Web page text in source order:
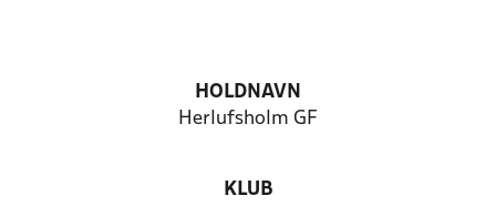
HOLDNAVN
Herlufsholm GF
KLUB